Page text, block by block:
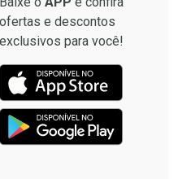
ofertas e descontos
exclusivos para você!